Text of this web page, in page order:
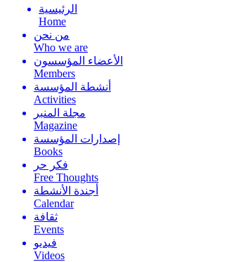
Menu
الرئيسية
Home
من نحن
Who we are
الأعضاء المؤسسون
Members
أنشطة المؤسسة
Activities
مجلة المنبر
Magazine
إصدارات المؤسسة
Books
فكر حر
Free Thoughts
أجندة الأنشطة
Calendar
ثقافة
Events
فيديو
Videos